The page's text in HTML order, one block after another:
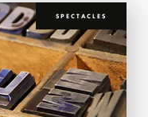
SPECTACLES